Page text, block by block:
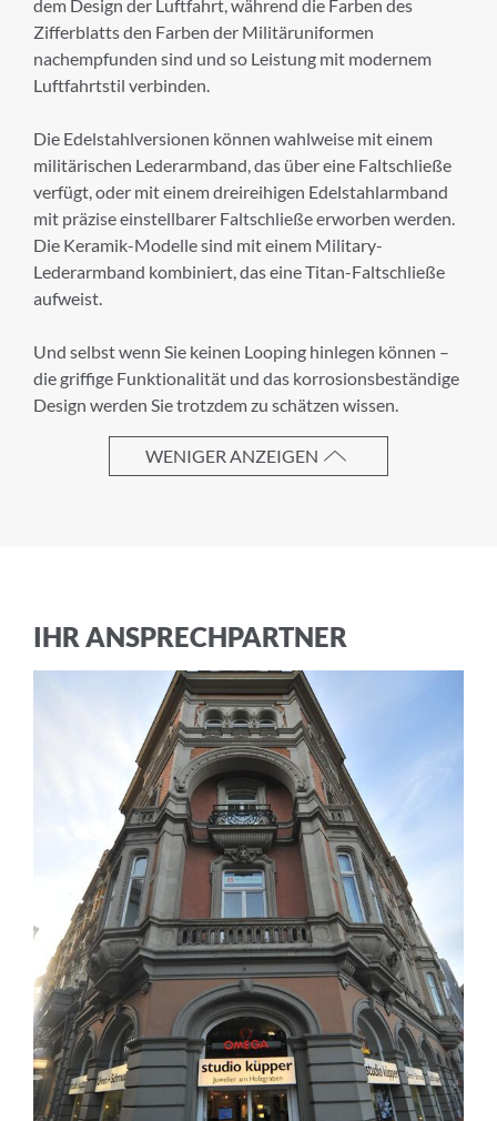
dem Design der Luftfahrt, während die Farben des
Zifferblatts den Farben der Militäruniformen
nachempfunden sind und so Leistung mit modernem
Luftfahrtstil verbinden.
Die Edelstahlversionen können wahlweise mit einem
militärischen Lederarmband, das über eine Faltschließe
verfügt, oder mit einem dreireihigen Edelstahlarmband
mit präzise einstellbarer Faltschließe erworben werden.
Die Keramik-Modelle sind mit einem Military-
Lederarmband kombiniert, das eine Titan-Faltschließe
aufweist.
Und selbst wenn Sie keinen Looping hinlegen können –
die griffige Funktionalität und das korrosionsbeständige
Design werden Sie trotzdem zu schätzen wissen.
WENIGER ANZEIGEN
IHR ANSPRECHPARTNER
Nachname
E-Mail-Adresse
Ich akzeptiere die
Datenschutzerklärung
ANMELDEN